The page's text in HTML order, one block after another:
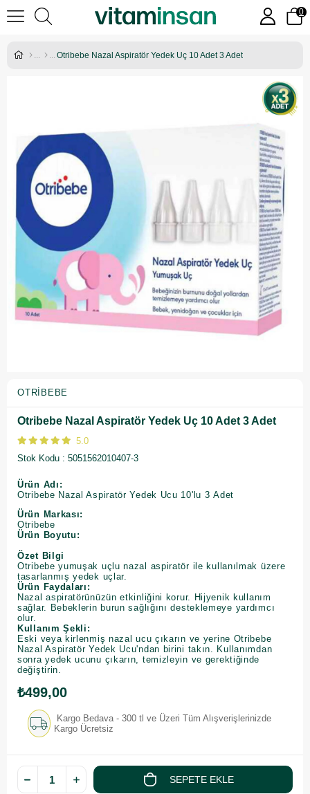
0
Otribebe Nazal Aspiratör Yedek Uç 10 Adet 3 Adet
OTRIBEBE
Otribebe Nazal Aspiratör Yedek Uç 10 Adet 3 Adet
5.0
Stok Kodu
5051562010407-3
Ürün Adı:
Otribebe Nazal Aspiratör Yedek Ucu 10'lu 3 Adet
Ürün Markası:
Otribebe
Ürün Boyutu:
Özet Bilgi
Otribebe yumuşak uçlu nazal aspiratör ile kullanılmak üzere
tasarlanmış yedek uçlar.
Ürün Faydaları:
Nazal aspiratörünüzün etkinliğini korur. Hijyenik kullanım
sağlar. Bebeklerin burun sağlığını desteklemeye yardımcı
olur.
Kullanım Şekli:
Eski veya kirlenmiş nazal ucu çıkarın ve yerine Otribebe
Nazal Aspiratör Yedek Ucu'ndan birini takın. Kullanımdan
sonra yedek ucunu çıkarın, temizleyin ve gerektiğinde
değiştirin.
₺499,00
Kargo Bedava - 300 tl ve Üzeri Tüm Alışverişlerinizde
Kargo Ücretsiz